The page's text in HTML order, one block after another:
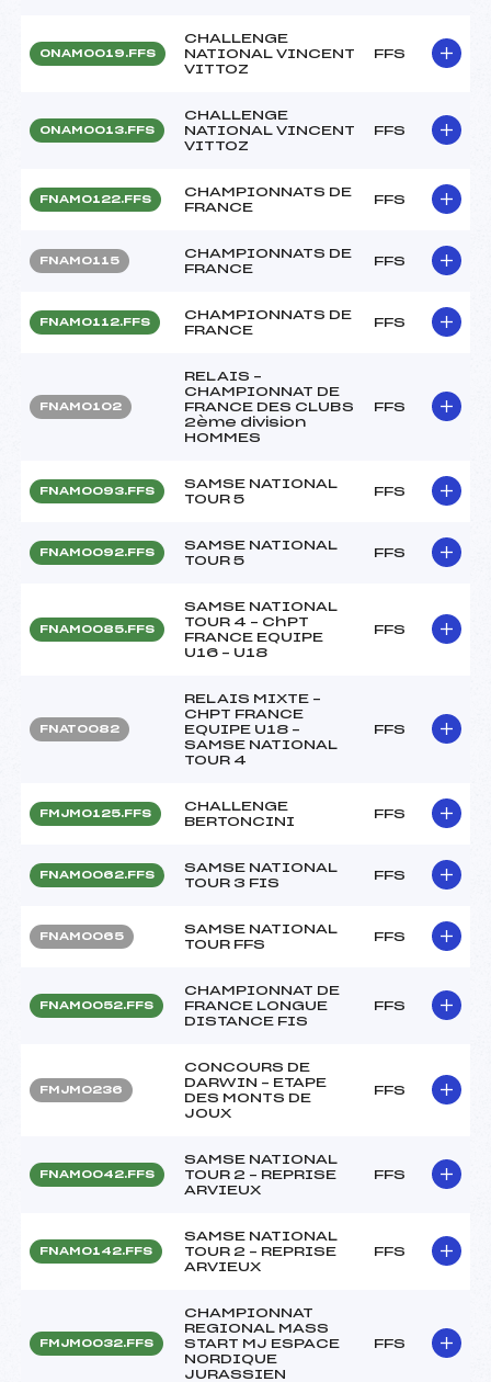
ONAM0019.FFS
CHALLENGE
NATIONAL VINCENT
VITTOZ
FFS
ONAM0013.FFS
CHALLENGE
NATIONAL VINCENT
VITTOZ
FFS
FNAM0122.FFS
CHAMPIONNATS DE
FRANCE
FFS
FNAM0115
CHAMPIONNATS DE
FRANCE
FFS
FNAM0112.FFS
CHAMPIONNATS DE
FRANCE
FFS
FNAM0102
RELAIS –
CHAMPIONNAT DE
FRANCE DES CLUBS
2ème division
HOMMES
FFS
FNAM0093.FFS
SAMSE NATIONAL
TOUR 5
FFS
FNAM0092.FFS
SAMSE NATIONAL
TOUR 5
FFS
FNAM0085.FFS
SAMSE NATIONAL
TOUR 4 – ChPT
FRANCE EQUIPE
U16 – U18
FFS
FNAT0082
RELAIS MIXTE –
CHPT FRANCE
EQUIPE U18 –
SAMSE NATIONAL
TOUR 4
FFS
FMJM0125.FFS
CHALLENGE
BERTONCINI
FFS
FNAM0062.FFS
SAMSE NATIONAL
TOUR 3 FIS
FFS
FNAM0065
SAMSE NATIONAL
TOUR FFS
FFS
FNAM0052.FFS
CHAMPIONNAT DE
FRANCE LONGUE
DISTANCE FIS
FFS
FMJM0236
CONCOURS DE
DARWIN – ETAPE
DES MONTS DE
JOUX
FFS
FNAM0042.FFS
SAMSE NATIONAL
TOUR 2 – REPRISE
ARVIEUX
FFS
FNAM0142.FFS
SAMSE NATIONAL
TOUR 2 – REPRISE
ARVIEUX
FFS
FMJM0032.FFS
CHAMPIONNAT
REGIONAL MASS
START MJ ESPACE
NORDIQUE
JURASSIEN
FFS